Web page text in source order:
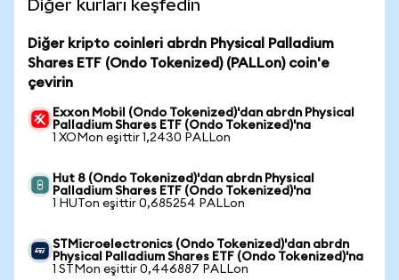
Diğer kurları keşfedin
Diğer kripto coinleri abrdn Physical Palladium
Shares ETF (Ondo Tokenized) (PALLon) coin'e
çevirin
Exxon Mobil (Ondo Tokenized)'dan abrdn Physical
Palladium Shares ETF (Ondo Tokenized)'na
1 XOMon eşittir 1,2430 PALLon
Hut 8 (Ondo Tokenized)'dan abrdn Physical
Palladium Shares ETF (Ondo Tokenized)'na
1 HUTon eşittir 0,685254 PALLon
STMicroelectronics (Ondo Tokenized)'dan abrdn
Physical Palladium Shares ETF (Ondo Tokenized)'na
1 STMon eşittir 0,446887 PALLon